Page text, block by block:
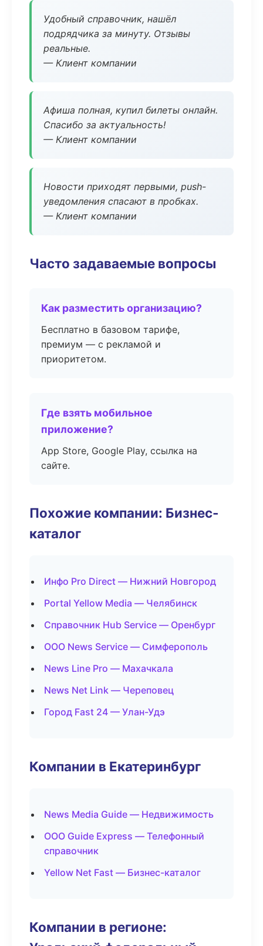
Удобный справочник, нашёл
подрядчика за минуту. Отзывы
реальные.
— Клиент компании
Афиша полная, купил билеты онлайн.
Спасибо за актуальность!
— Клиент компании
Новости приходят первыми, push-
уведомления спасают в пробках.
— Клиент компании
Часто задаваемые вопросы
Как разместить организацию?
Бесплатно в базовом тарифе,
премиум — с рекламой и
приоритетом.
Где взять мобильное
приложение?
App Store, Google Play, ссылка на
сайте.
Похожие компании: Бизнес-
каталог
Инфо Pro Direct — Нижний Новгород
Portal Yellow Media — Челябинск
Справочник Hub Service — Оренбург
ООО News Service — Симферополь
News Line Pro — Махачкала
News Net Link — Череповец
Город Fast 24 — Улан-Удэ
Компании в Екатеринбург
News Media Guide — Недвижимость
ООО Guide Express — Телефонный
справочник
Yellow Net Fast — Бизнес-каталог
Компании в регионе: